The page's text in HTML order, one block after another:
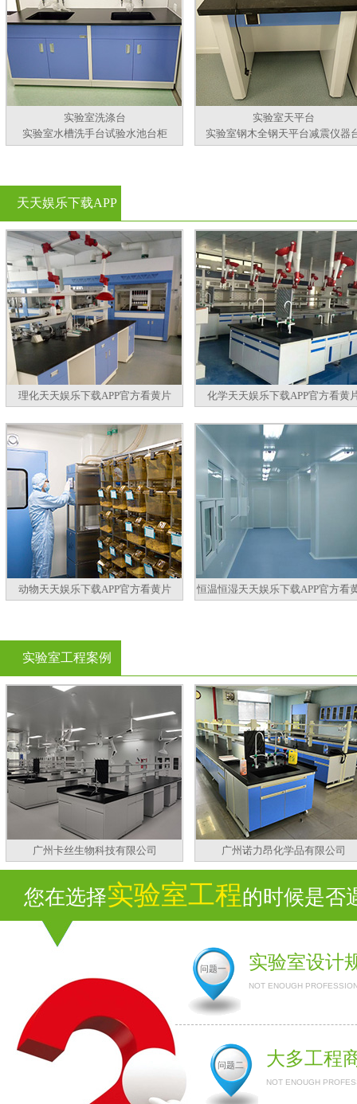
实验室洗涤台
实验室水槽洗手台试验水池台柜
实验室天平台
实验室钢木全钢天平台减震仪器
天天娱乐下载APP
官方看黄片
理化天天娱乐下载APP官方看黄片 化学天天娱乐下载APP官方看黄
动物天天娱乐下载APP官方看黄片 恒温恒湿天天娱乐下载APP官方看
实验室工程案例
广州卡丝生物科技有限公司 广州诺力昂化学品有限公司
您在选择实验室工程的时候是否
问题一 实验室设计
NOT ENOUGH
问题二 大多工程
NOT ENOUGH